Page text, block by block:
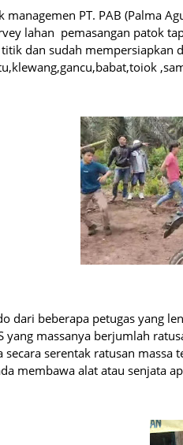
PT. PAB (Palma
lahan pemasangan patok
dan sudah mempersiapkan
dari beberapa petugas yang
yang massanya berjumlah
secara serentak ratusan
membawa alat atau senjata